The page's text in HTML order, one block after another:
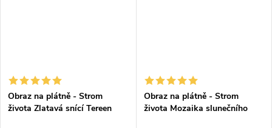
Obraz na plátně - Strom
života Zlatavá snící Tereen
Obraz na plátně - Strom
života Mozaika slunečního